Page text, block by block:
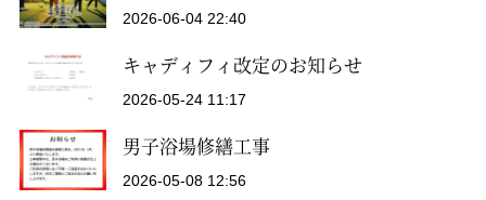
2026-06-04 22:40
キャディフィ改定のお知らせ
2026-05-24 11:17
男子浴場修繕工事
2026-05-08 12:56